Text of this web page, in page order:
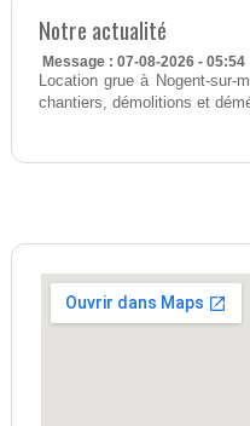
Notre actualité
Message : 07-08-2026 - 05:54
Location grue à Nogent-sur-
chantiers, démolitions et